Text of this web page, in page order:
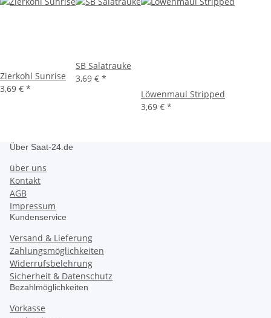
Zierkohl Sunrise
3,69 € *
SB Salatrauke
3,69 € *
Löwenmaul Stripped
3,69 € *
Über Saat-24.de
über uns
Kontakt
AGB
Impressum
Kundenservice
Versand & Lieferung
Zahlungsmöglichkeiten
Widerrufsbelehrung
Sicherheit & Datenschutz
Bezahlmöglichkeiten
Vorkasse